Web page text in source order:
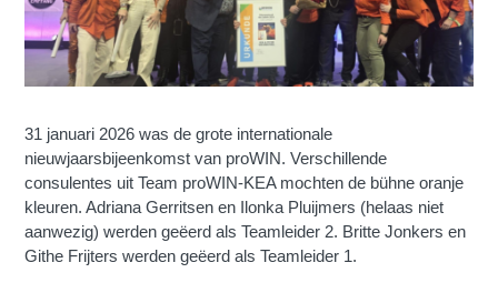
31 januari 2026 was de grote internationale
nieuwjaarsbijeenkomst van proWIN. Verschillende
consulentes uit Team proWIN-KEA mochten de bühne oranje
kleuren. Adriana Gerritsen en Ilonka Pluijmers (helaas niet
aanwezig) werden geëerd als Teamleider 2. Britte Jonkers en
Githe Frijters werden geëerd als Teamleider 1.